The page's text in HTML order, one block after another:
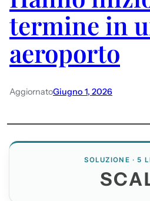
termine in
aeroporto
AggiornatoGiugno 1, 2026
SOLUZIONE · 5